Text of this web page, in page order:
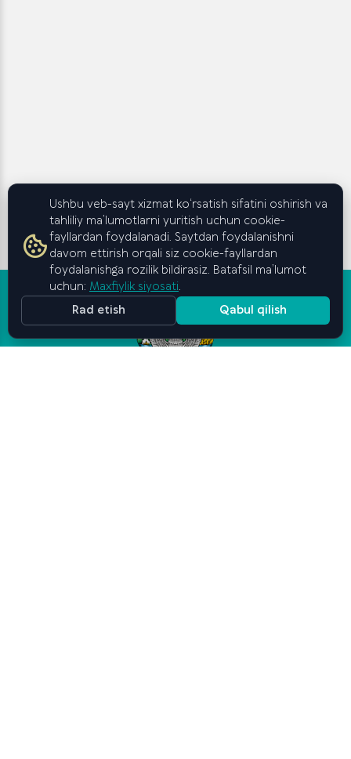
Ushbu veb-sayt xizmat ko‘rsatish sifatini oshirish va
tahliliy ma’lumotlarni yuritish uchun cookie-
fayllardan foydalanadi. Saytdan foydalanishni
davom ettirish orqali siz cookie-fayllardan
foydalanishga rozilik bildirasiz. Batafsil ma’lumot
uchun: Maxfiylik siyosati.
Rad etish
Qabul qilish